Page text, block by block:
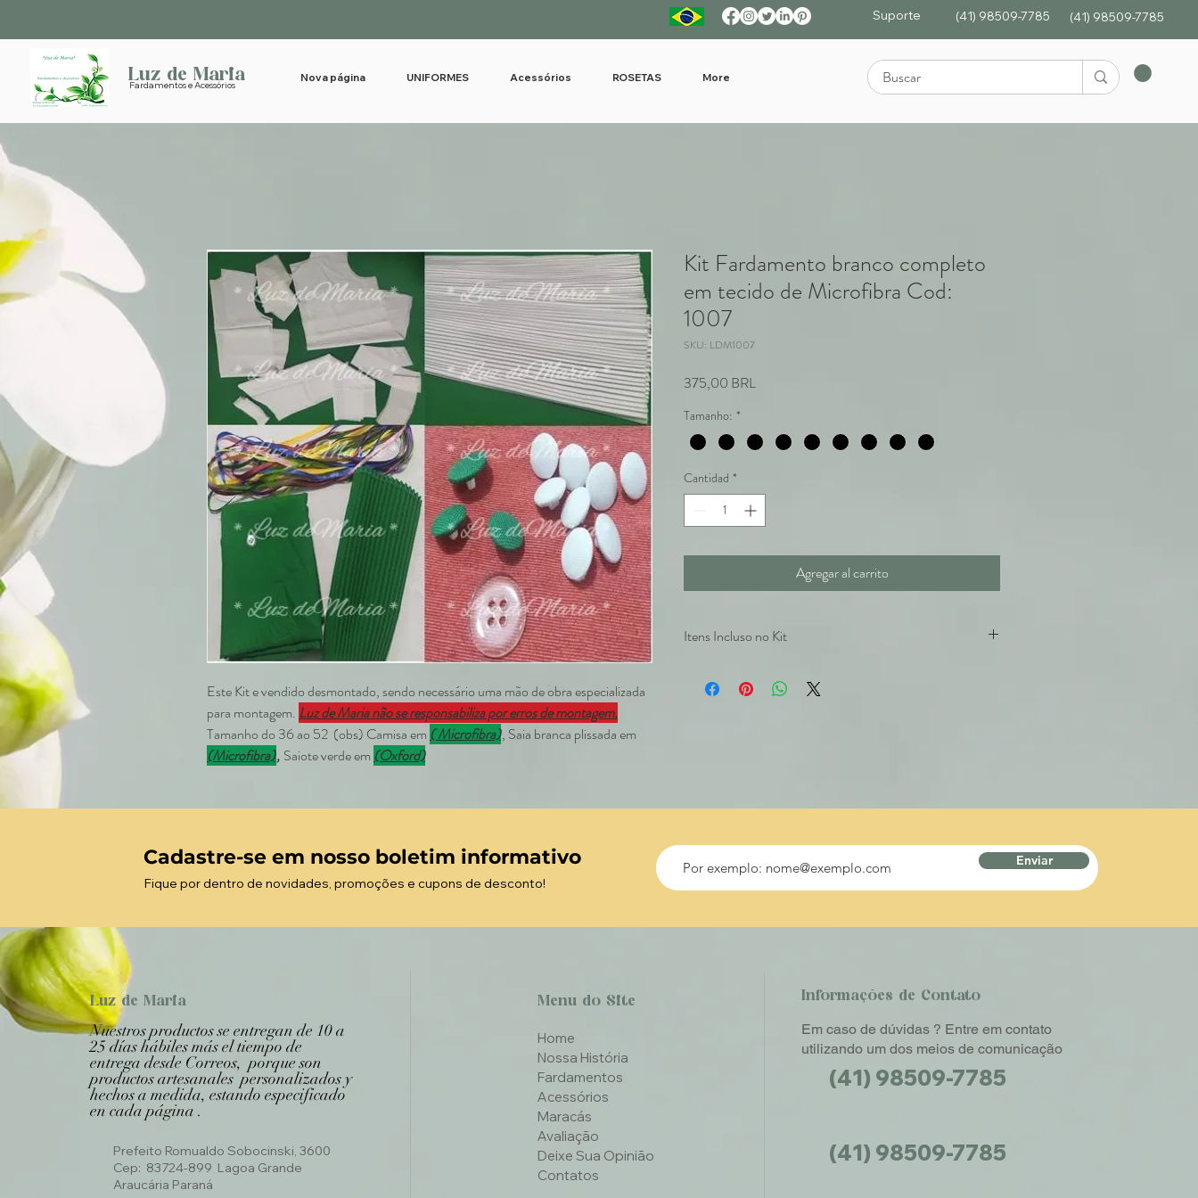
Suporte (41) 98509-7785 (41) 98509-7785
Luz de Maria
Fardamentos e Acessórios
Nova página UNIFORMES Acessórios ROSETAS More
Este Kit e vendido desmontado, sendo necessário uma mão de obra especializada
para montagem. Luz de Maria não se responsabiliza por erros de montagem.
Tamanho do 36 ao 52 (obs) Camisa em ( Microfibra), Saia branca plissada em
(Microfibra), Saiote verde em (Oxford)
Kit Fardamento branco completo
em tecido de Microfibra Cod:
1007
SKU: LDM1007
375,00 BRLPrecio
Tamanho: *
Cantidad *
Agregar al carrito
Itens Incluso no Kit
fina
1- Botão verde encapado para o Saiote verde
1- botão transparente interno para o Saiote verde
Cadastre-se em nosso boletim informativo
Fique por dentro de novidades, promoções e cupons de desconto!
Enviar
Luz de Maria
Nuestros productos se entregan de 10 a
25 días hábiles más el tiempo de
entrega desde Correos, porque son
productos artesanales personalizados y
hechos a medida, estando especificado
en cada página .
Prefeito Romualdo Sobocinski, 3600
Cep: 83724-899 Lagoa Grande
Araucária Paraná
Menu do Site
Home
Nossa História
Fardamentos
Acessórios
Maracás
Avaliação
Deixe Sua Opinião
Contatos
Informações de Contato
Em caso de dúvidas ? Entre em contato
utilizando um dos meios de comunicação
(41) 98509-7785
(41) 98509-7785